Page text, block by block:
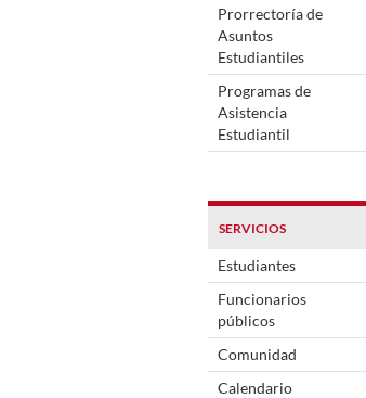
Prorrectoría de
Asuntos
Estudiantiles
Programas de
Asistencia
Estudiantil
SERVICIOS
Estudiantes
Funcionarios
públicos
Comunidad
Calendario